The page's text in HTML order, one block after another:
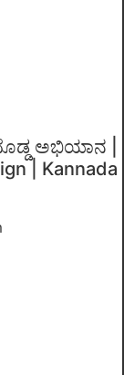
ಅಭಿಯಾನ |
| Kannada